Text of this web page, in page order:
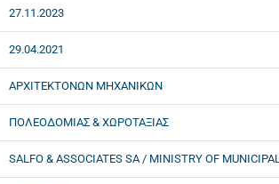
27.11.2023
29.04.2021
ΑΡΧΙΤΕΚΤΟΝΩΝ ΜΗΧΑΝΙΚΩΝ
ΠΟΛΕΟΔΟΜΙΑΣ & ΧΩΡΟΤΑΞΙΑΣ
SALFO & ASSOCIATES SA / MINISTRY OF